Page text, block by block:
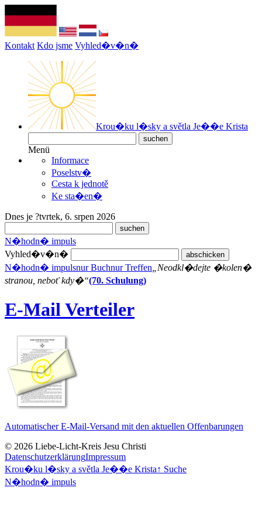
Kontakt Kdo jsme Vyhled�v�n�
Krou�ku l�sky a světla Je��e Krista
Menü
Informace
Poselstv�
Cesta k jednotě
Ke sta�en�
Dnes je ?tvrtek, 6. srpen 2026
N�hodn� impuls
Vyhled�v�n�
N�hodn� impulsnur Buchnur Treffen „Neodkl�dejte �kolen�
stranou, neboť kdy�“(70. Schulung)
E-Mail Verteiler
Automatischer E-Mail-Versand mit den aktuellen Offenbarungen
© 2026 Liebe-Licht-Kreis Jesu Christi
DatenschutzerklärungImpressum
Krou�ku l�sky a světla Je��e Krista↑ Suche
N�hodn� impuls